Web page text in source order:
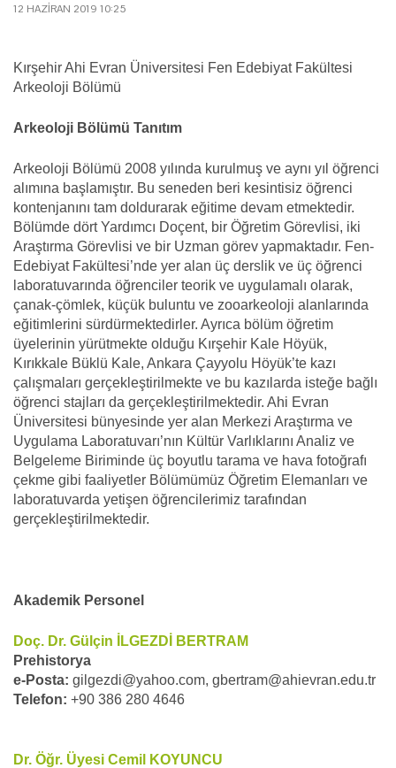
12 HAZIRAN 2019 10:25
Kırşehir Ahi Evran Üniversitesi Fen Edebiyat Fakültesi
Arkeoloji Bölümü
Arkeoloji Bölümü Tanıtım
Arkeoloji Bölümü 2008 yılında kurulmuş ve aynı yıl öğrenci
alımına başlamıştır. Bu seneden beri kesintisiz öğrenci
kontenjanını tam doldurarak eğitime devam etmektedir.
Bölümde dört Yardımcı Doçent, bir Öğretim Görevlisi, iki
Araştırma Görevlisi ve bir Uzman görev yapmaktadır. Fen-
Edebiyat Fakültesi’nde yer alan üç derslik ve üç öğrenci
laboratuvarında öğrenciler teorik ve uygulamalı olarak,
çanak-çömlek, küçük buluntu ve zooarkeoloji alanlarında
eğitimlerini sürdürmektedirler. Ayrıca bölüm öğretim
üyelerinin yürütmekte olduğu Kırşehir Kale Höyük,
Kırıkkale Büklü Kale, Ankara Çayyolu Höyük’te kazı
çalışmaları gerçekleştirilmekte ve bu kazılarda isteğe bağlı
öğrenci stajları da gerçekleştirilmektedir. Ahi Evran
Üniversitesi bünyesinde yer alan Merkezi Araştırma ve
Uygulama Laboratuvarı’nın Kültür Varlıklarını Analiz ve
Belgeleme Biriminde üç boyutlu tarama ve hava fotoğrafı
çekme gibi faaliyetler Bölümümüz Öğretim Elemanları ve
laboratuvarda yetişen öğrencilerimiz tarafından
gerçekleştirilmektedir.
Akademik Personel
Doç. Dr. Gülçin İLGEZDİ BERTRAM
Prehistorya
e-Posta: gilgezdi@yahoo.com, gbertram@ahievran.edu.tr
Telefon: +90 386 280 4646
Dr. Öğr. Üyesi Cemil KOYUNCU